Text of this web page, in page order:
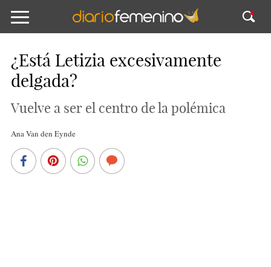
¿Está Letizia excesivamente
delgada?
Vuelve a ser el centro de la polémica
Ana Van den Eynde